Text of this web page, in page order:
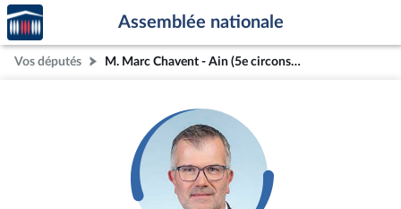
Aller au contenu
Aller en bas de la page
Accèder
à la
page
d'accueil
Assemblée nationale
Vos députés M. Marc Chavent - Ain (5e circonscription)